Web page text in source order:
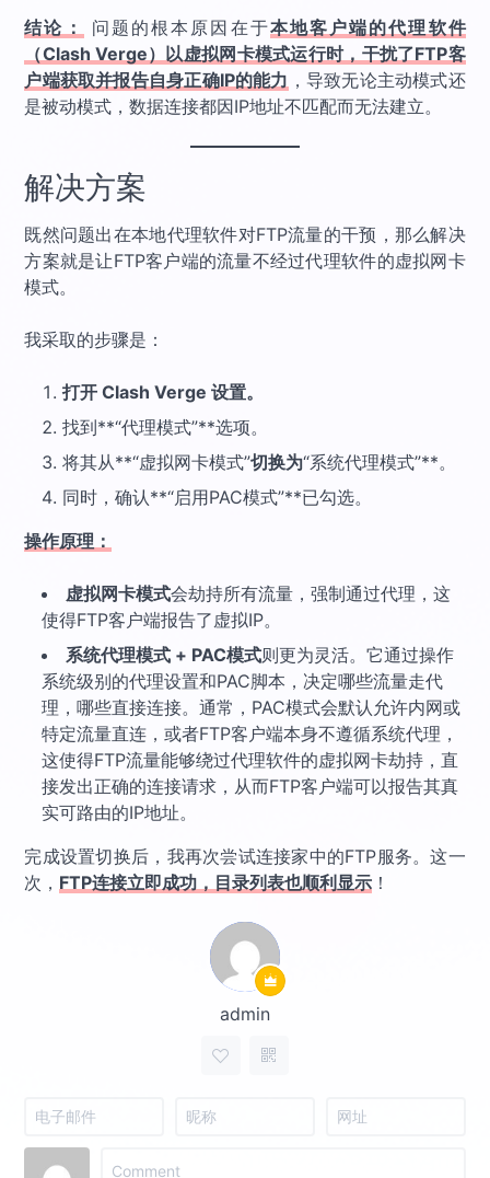
结论： 问题的根本原因在于本地客户端的代理软件
（Clash Verge）以虚拟网卡模式运行时，干扰了FTP客
户端获取并报告自身正确IP的能力 ，导致无论主动模式还
是被动模式，数据连接都因IP地址不匹配而无法建立。
解决方案
既然问题出在本地代理软件对FTP流量的干预，那么解决
方案就是让FTP客户端的流量不经过代理软件的虚拟网卡
模式。
我采取的步骤是：
打开 Clash Verge 设置。
找到**“代理模式”**选项。
将其从**“虚拟网卡模式”切换为“系统代理模式”**。
同时，确认**“启用PAC模式”**已勾选。
操作原理：
虚拟网卡模式会劫持所有流量，强制通过代理，这
使得FTP客户端报告了虚拟IP。
系统代理模式 + PAC模式则更为灵活。它通过操作
系统级别的代理设置和PAC脚本，决定哪些流量走代
理，哪些直接连接。通常，PAC模式会默认允许内网或
特定流量直连，或者FTP客户端本身不遵循系统代理，
这使得FTP流量能够绕过代理软件的虚拟网卡劫持，直
接发出正确的连接请求，从而FTP客户端可以报告其真
实可路由的IP地址。
完成设置切换后，我再次尝试连接家中的FTP服务。这一
次， FTP连接立即成功，目录列表也顺利显示 ！
admin